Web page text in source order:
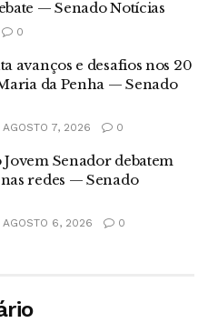
— Senado Notícias
0
avanços e desafios nos 20
da Penha — Senado
AGOSTO 7, 2026 0
Jovem Senador debatem
redes — Senado
AGOSTO 6, 2026 0